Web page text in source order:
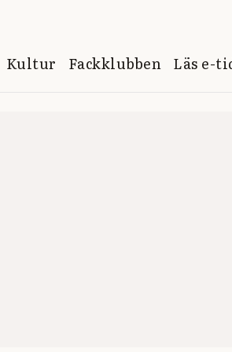
Kultur Fackklubben Läs e-